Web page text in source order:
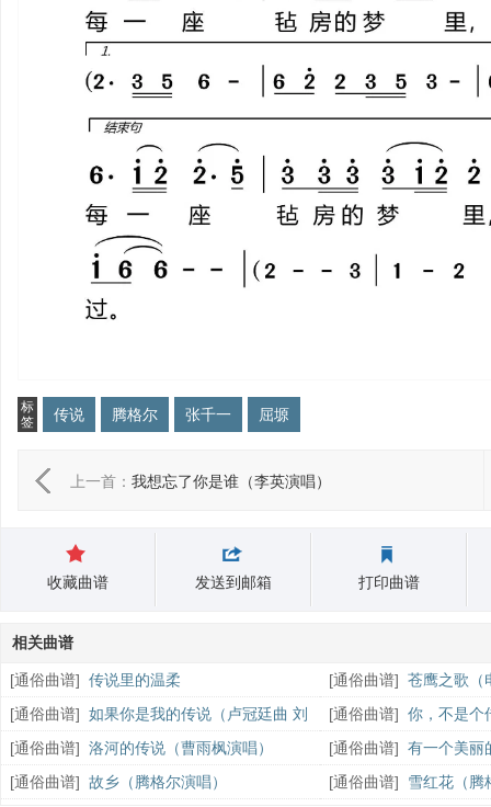
标
签
传说 腾格尔 张千一 屈塬
上一首： 我想忘了你是谁（李英演唱）
收藏曲谱 发送到邮箱 打印曲谱
相关曲谱
[通俗曲谱] 传说里的温柔 [通俗曲谱] 苍鹰之歌（
主题歌）
[通俗曲谱] 如果你是我的传说（卢冠廷曲 刘
德华词）
[通俗曲谱] 你，不是个
词）
[通俗曲谱] 洛河的传说（曹雨枫演唱） [通俗曲谱] 有一个美丽
石的传说》主题曲）
[通俗曲谱] 故乡（腾格尔演唱） [通俗曲谱] 雪红花（腾